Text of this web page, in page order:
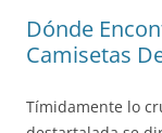
Dónde
Camisetas
Tímidamente lo